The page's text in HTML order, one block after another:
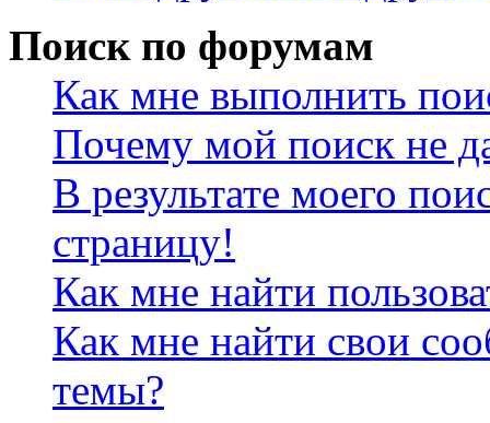
Поиск по форумам
Как мне выполнить
Почему мой поиск не
В результате моего
страницу!
Как мне найти
Как мне найти свои
темы?